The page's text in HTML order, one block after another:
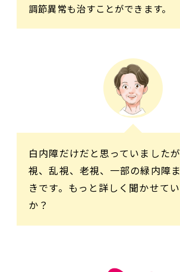
調節異常も治すことができます。
白内障だけだと思っていました
視、乱視、老視、一部の緑内
きです。もっと詳しく聞かせて
か？